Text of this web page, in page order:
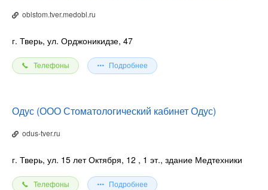
oblstom.tver.medobl.ru
г. Тверь, ул. Орджоникидзе, 47
Телефоны Подробнее
Одус (ООО Стоматологический кабинет Одус)
odus-tver.ru
г. Тверь, ул. 15 лет Октября, 12 , 1 эт., здание Медтехники
Телефоны Подробнее